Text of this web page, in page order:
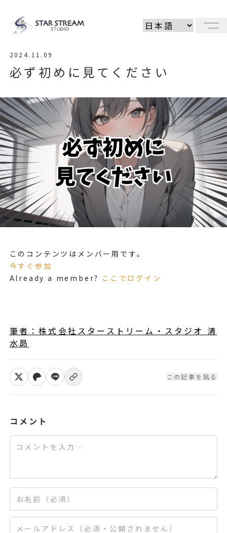
2024.11.09
必ず初めに見てください
このコンテンツはメンバー用です。
今すぐ参加
Already a member? ここでログイン
筆者：株式会社スターストリーム・スタジオ 清
水昴
Xでシェア
Facebookでシェア
LINEで送る
リンクをコピー この記事を貼る
コメント
コメント
お名前
メールアドレス